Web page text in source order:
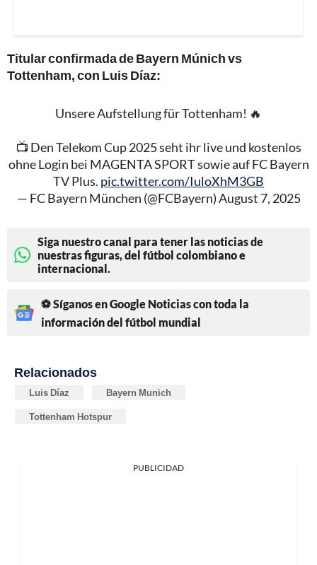
Titular confirmada de Bayern Múnich vs
Tottenham, con Luis Díaz:
Unsere Aufstellung für Tottenham! 🔥
📺 Den Telekom Cup 2025 seht ihr live und kostenlos
ohne Login bei MAGENTA SPORT sowie auf FC Bayern
TV Plus. pic.twitter.com/IuloXhM3GB
— FC Bayern München (@FCBayern)August 7, 2025
Siga nuestro canal para tener las noticias de
nuestras figuras, del fútbol colombiano e
internacional.
⚽ Síganos en Google Noticias con toda la
información del fútbol mundial
Relacionados
Luis Díaz Bayern Munich
Tottenham Hotspur
PUBLICIDAD